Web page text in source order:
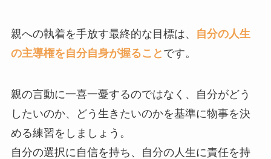
親への執着を手放す最終的な目標は、
自分の人生
の主導権を自分自身が握ること です。
親の言動に一喜一憂するのではなく、自分がどう
したいのか、どう生きたいのかを基準に物事を決
める練習をしましょう。
自分の選択に自信を持ち、自分の人生に責任を持